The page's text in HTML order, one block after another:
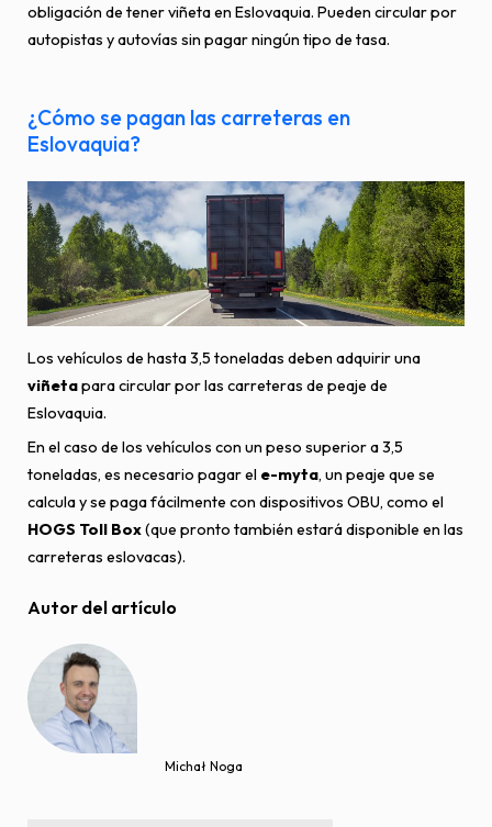
obligación de tener viñeta en Eslovaquia. Pueden circular por
autopistas y autovías sin pagar ningún tipo de tasa.
¿Cómo se pagan las carreteras en
Eslovaquia?
Los vehículos de hasta 3,5 toneladas deben adquirir una
viñetapara circular por las carreteras de peaje de
Eslovaquia.
En el caso de los vehículos con un peso superior a 3,5
toneladas, es necesario pagar el e-myta, un peaje que se
calcula y se paga fácilmente con dispositivos OBU, como el
HOGS Toll Box(que pronto también estará disponible en las
carreteras eslovacas).
Autor del artículo
Michał Noga